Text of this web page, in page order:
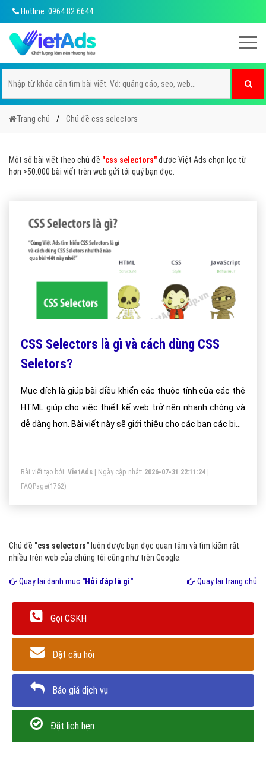
Hotline: 0964 82 6644
Trang chủ Chủ đề css selectors
Một số bài viết theo chủ đề "css selectors"được Việt Ads chọn lọc từ
hơn >50.000 bài viết trên web gửi tới quý bạn đọc.
CSS Selectors là gì và cách dùng CSS
Seletors?
Mục đích là giúp bài điều khiển các thuộc tính của các thẻ
HTML giúp cho việc thiết kế web trở nên nhanh chóng và
dễ dàng hơn. Bài viết này sẽ giới thiệu cho các bạn các biểu
Bài viết tạo bởi: VietAds | Ngày cập nhật: 2026-07-31 22:11:24
FAQPage(1762)
Chủ đề "css selectors" luôn được bạn đọc quan tâm và tìm kiếm rất
nhiều trên web của chúng tôi cũng như trên Google.
Quay lại danh mục "Hỏi đáp là gì" Quay lại trang chủ
Gọi CSKH
Đặt câu hỏi
Báo giá dịch vụ
Đặt lịch hẹn